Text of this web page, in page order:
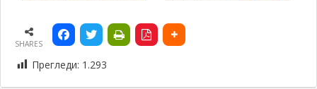
SHARES
Прегледи: 1.293